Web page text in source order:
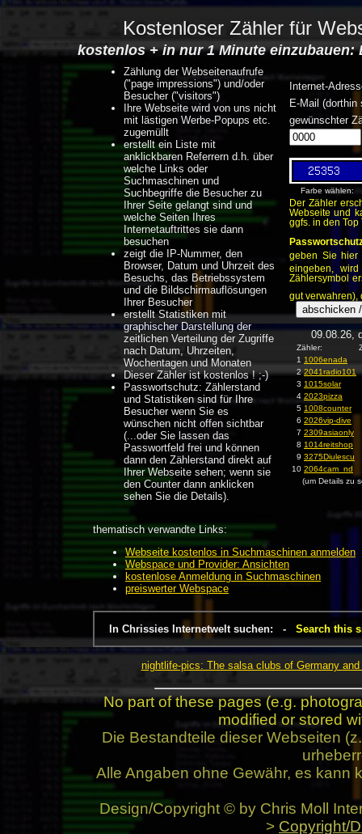
Kostenloser Zähler für
kostenlos + in nur 1 Minute
Zählung der Webseitenaufrufe
("page impressions") und/oder
Besucher ("visitors")
Ihre Webseite wird von uns nicht
mit lästigen Werbe-Popups etc.
zugemüllt
erstellt ein Liste mit
anklickbaren Referrern d.h. über
welche Links oder
Suchmaschinen und
Suchbegriffe die Besucher zu
Ihrer Seite gelangt sind und
welche Seiten Ihres
Internetauftrittes sie dann
besuchen
zeigt die IP-Nummer, den
Browser, Datum und Uhrzeit des
Besuchs, das Betriebssystem
und die Bildschirmauflösungen
Ihrer Besucher
erstellt Statistiken mit
graphischer Darstellung der
zeitlichen Verteilung der Zugriffe
nach Datum, Uhrzeiten,
Wochentagen und Monaten
Dieser Zähler ist kostenlos ! ;-)
Passwortschutz: Zählerstand
und Statistiken sind für Ihre
Besucher wenn Sie es
wünschen nicht offen sichtbar
(...oder Sie lassen das
Passwortfeld frei und können
dann den Zählerstand direkt auf
Ihrer Webseite sehen; wenn sie
den Counter dann anklicken
sehen Sie die Details).
Internet-
E-Mail
gewünschter
Farbe wählen:
Der Zähler
Webseite und
ggfs. in den Top
geben Sie
eingeben,
Zählersymbol
gut verwahren),
09.08.26,
Zähler:
1 1006enada
2 2041radio101
3 1015solar
4 2023pizza
5 1008counter
6 2026vip-dive
7 2309asiaonly
8 1014reitshop
9 3275Diulescu
10 2064cam_nd
(um Details zu
thematisch verwandte Links:
Webseite kostenlos in Suchmaschinen anmelden
Webspace und Provider: Ansichten
kostenlose Anmeldung in Suchmaschinen
preiswerter Webspace
In Chrissies Internetwelt suchen: - Search this
nightlife-pics: The salsa clubs of Germany and
No part of these pages (e.g.
modified or stored
Die Bestandteile dieser Webseiten
Alle Angaben ohne Gewähr, es kann
Design/Copyright © by Chris Moll
> Copyright/